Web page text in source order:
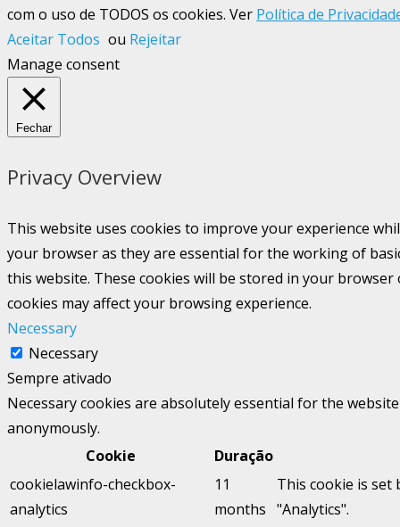
com o uso de TODOS os cookies. Ver Política de
Aceitar Todos ou Rejeitar
Manage consent
Fechar
Privacy Overview
This website uses cookies to improve your experience
your browser as they are essential for the working of
this website. These cookies will be stored in your
cookies may affect your browsing experience.
Necessary
Necessary
Sempre ativado
Necessary cookies are absolutely essential for the
anonymously.
Cookie
Duração
cookielawinfo-checkbox-
analytics
11
months
This cookie is set
"Analytics".